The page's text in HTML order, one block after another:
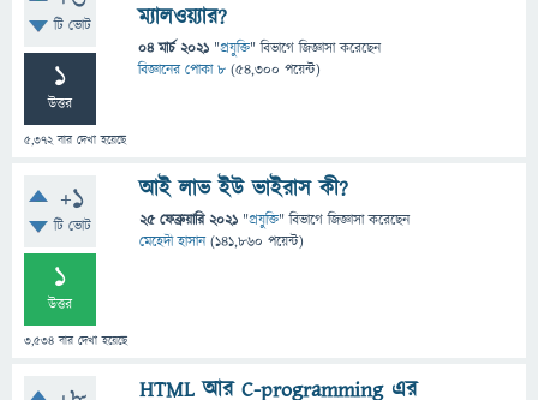
টি ভোট
1
উত্তর
5,372বার দেখা হয়েছে
ম্যালওয়্যার?
04 মার্চ 2021 "প্রযুক্তি" বিভাগে জিজ্ঞাসাকরেছেন
বিজ্ঞানের পোকা ৮ (54,300 পয়েন্ট)
+1
টি ভোট
1
উত্তর
3,534 বার দেখা হয়েছে
আই লাভ ইউ ভাইরাস কী?
25 ফেব্রুয়ারি 2021 "প্রযুক্তি" বিভাগে জিজ্ঞাসাকরেছেন
মেহেদী হাসান (141,860 পয়েন্ট)
HTML আর C-programming এর